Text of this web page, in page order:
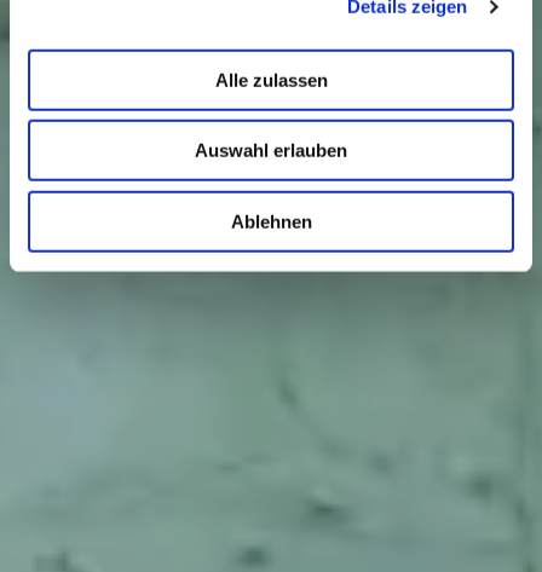
Details zeigen
Alle zulassen
Auswahl erlauben
Ablehnen